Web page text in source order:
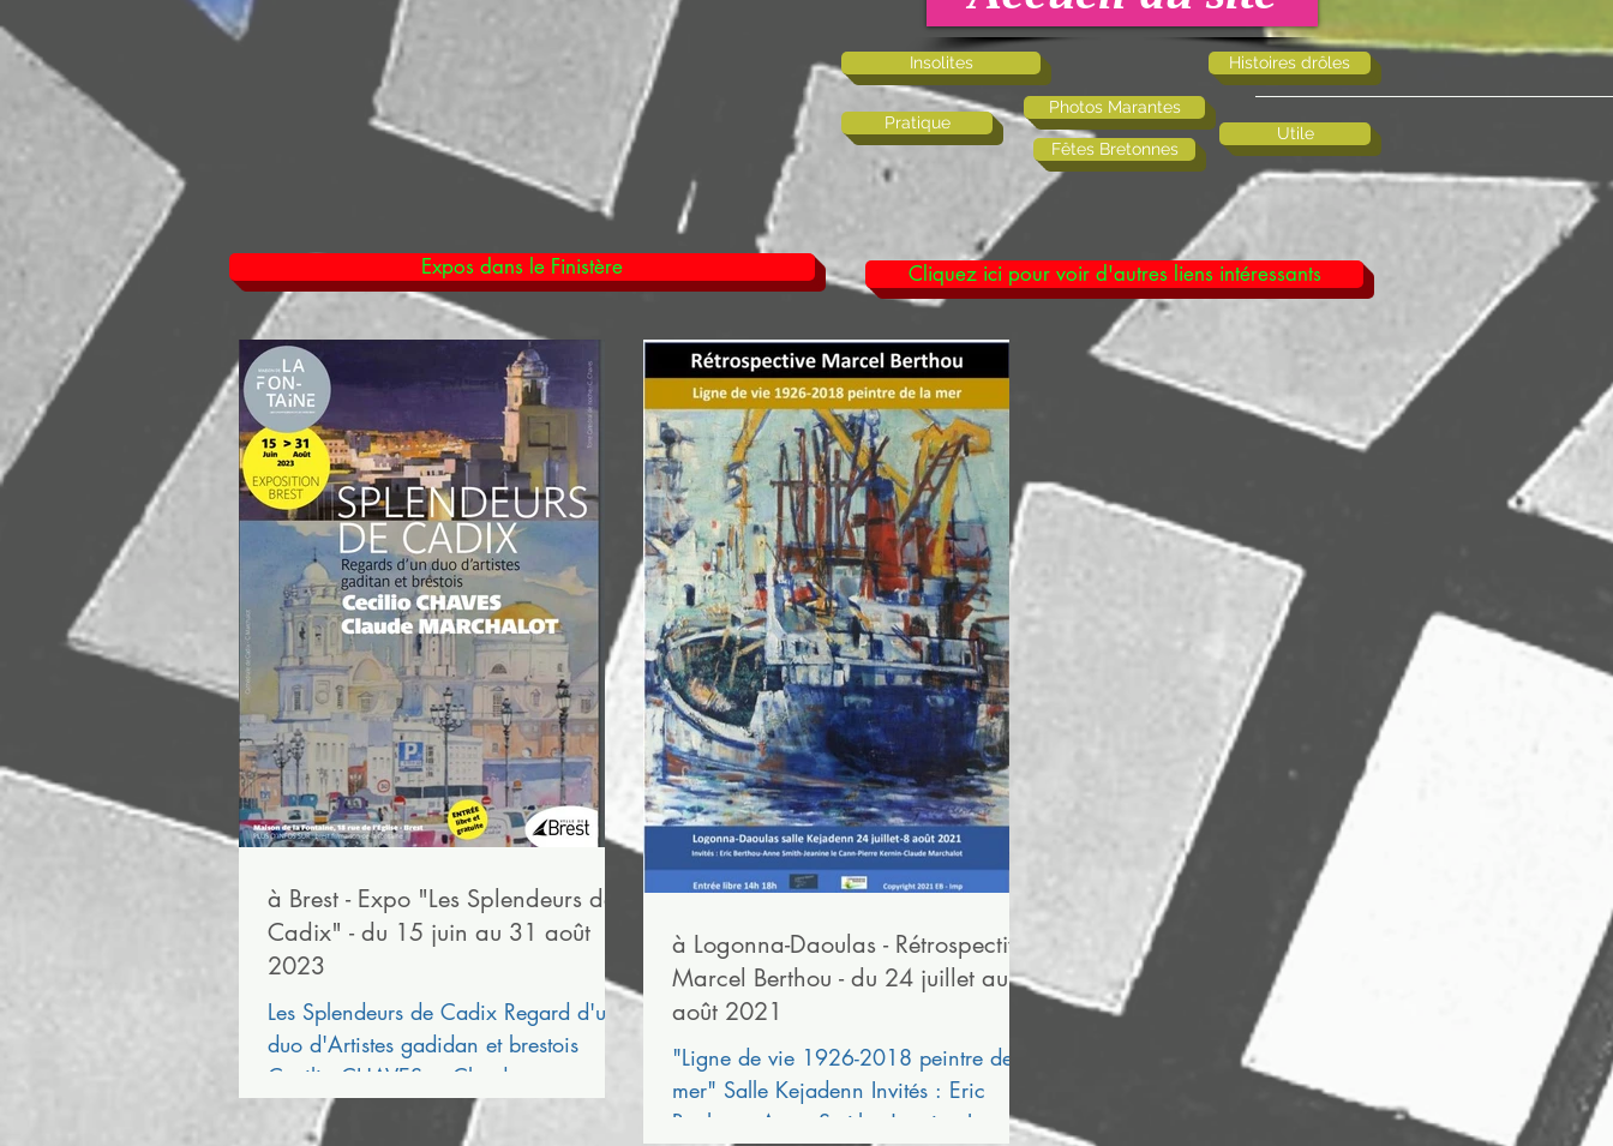
Expos dans le Finistère
Insolites
Pratique
Photos Marantes
Fêtes Bretonnes
Histoires drôles
Utile
Cliquez ici pour voir d'autres liens intéressants
à Brest - Expo "Les Splendeurs de
Cadix" - du 15 juin au 31 août
2023
Les Splendeurs de Cadix Regard d'un
duo d'Artistes gadidan et brestois
Cecilio CHAVES et Claude
MARCHALOT Maison de la Fontaine
à Logonna-Daoulas - Rétrospective
Marcel Berthou - du 24 juillet au 8
août 2021
"Ligne de vie 1926-2018 peintre de la
mer" Salle Kejadenn Invités : Eric
Berthou - Anne Smith - Jeanine Le